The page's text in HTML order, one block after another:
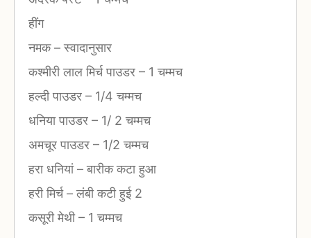
हींग
नमक–स्वादानुसार
कश्मीरी लाल मिर्च पाउडर – 1 चम्मच
हल्दी पाउडर – 1/4 चम्मच
धनिया पाउडर – 1/ 2 चम्मच
अमचूर पाउडर – 1/2 चम्मच
हरा धनियां–बारीक कटा हुआ
हरी मिर्च–लंबी कटी हुई 2
कसूरी मेथी– 1 चम्मच